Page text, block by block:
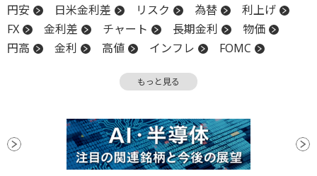
円安 日米金利差 リスク 為替
利上げ
FX
金利差 チャート 長期金利
物価
円高
金利 高値 インフレ
FOMC
債券
消費者物価指数
もっと見る